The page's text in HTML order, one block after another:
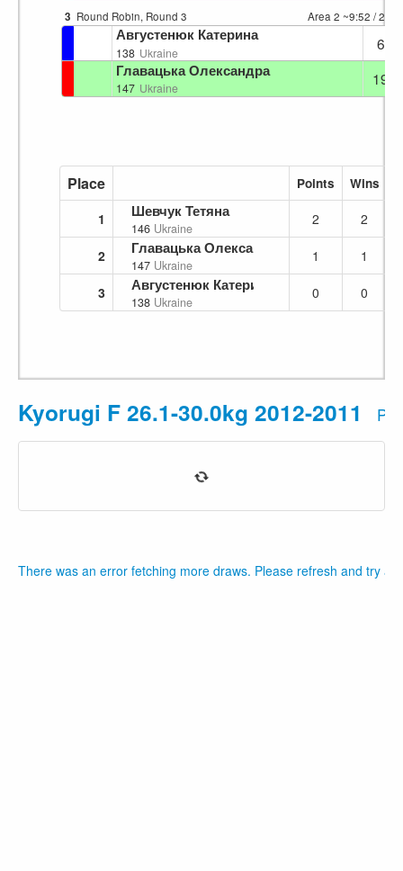
3 Round Robin, Round 3 Area 2 ~9:52 / 217
Августенюк Катерина
138 Ukraine
6
Главацька Олександра
147 Ukraine 19
Place Points Wins
1 Шевчук Тетяна
146 Ukraine
2 2
2 Главацька Олександра
147 Ukraine
1 1
3 Августенюк Катерина
138 Ukraine
0 0
Kyorugi F 26.1-30.0kg 2012-2011
There was an error fetching more draws. Please refresh and try